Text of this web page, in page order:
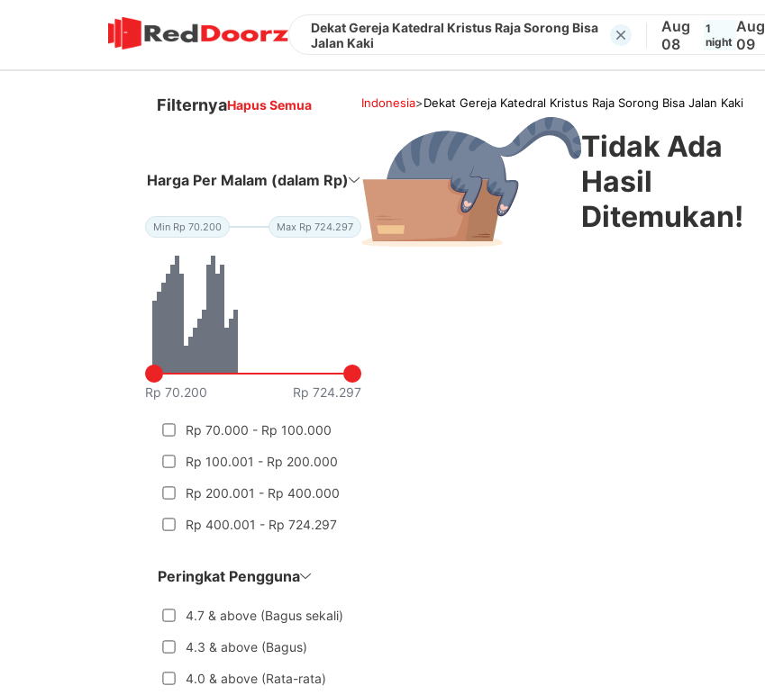
Dekat Gereja Katedral Kristus Raja Sorong Bisa
Jalan Kaki
Aug
08
1
night
Aug
09
FilternyaHapus Semua
Harga Per Malam (dalam Rp)
Min Rp 70.200 Max Rp 724.297
Rp 70.200 Rp 724.297
Rp 70.000 - Rp 100.000
Rp 100.001 - Rp 200.000
Rp 200.001 - Rp 400.000
Rp 400.001 - Rp 724.297
Peringkat Pengguna
4.7 & above (Bagus sekali)
4.3 & above (Bagus)
4.0 & above (Rata-rata)
Indonesia>Dekat Gereja Katedral Kristus Raja Sorong Bisa Jalan Kaki
Tidak Ada
Hasil
Ditemukan!